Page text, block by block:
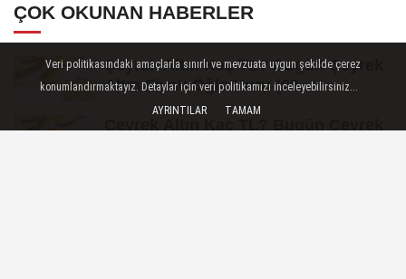
ÇOK OKUNAN HABERLER
Çeyrek Altın Kaç TL? Bugün Çeyrek
Altın Fiyatı Öğle Kuru (09...
Veri politikasındaki amaçlarla sınırlı ve mevzuata uygun şekilde çerez
konumlandırmaktayız. Detaylar için veri politikamızı inceleyebilirsiniz...
AYRINTILAR
TAMAM